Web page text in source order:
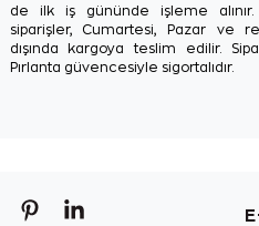
de ilk iş gününde işleme alınır.
siparişler, Cumartesi, Pazar ve
dışında kargoya teslim edilir.
Pırlanta güvencesiyle sigortalıdır.